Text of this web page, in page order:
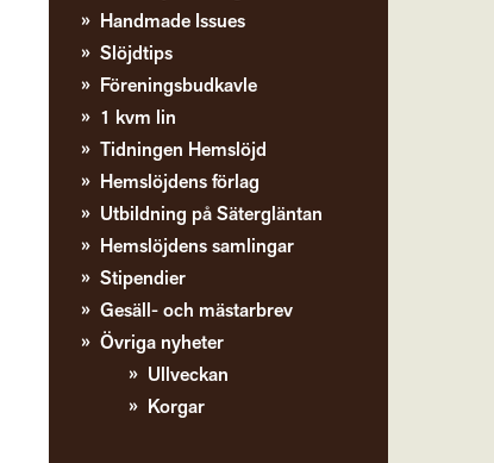
Handmade Issues
Slöjdtips
Föreningsbudkavle
1 kvm lin
Tidningen Hemslöjd
Hemslöjdens förlag
Utbildning på Sätergläntan
Hemslöjdens samlingar
Stipendier
Gesäll- och mästarbrev
Övriga nyheter
Ullveckan
Korgar